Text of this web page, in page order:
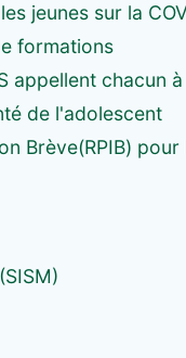
jeunes sur la
formations
appellent chacun
de l'adolescent
Brève(RPIB)